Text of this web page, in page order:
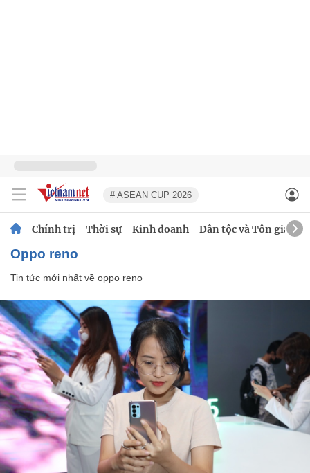
# ASEAN CUP 2026
Chính trị Thời sự Kinh doanh Dân tộc và Tôn giáo
oppo reno
Tin tức mới nhất về oppo reno